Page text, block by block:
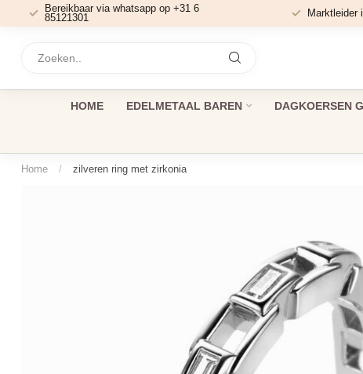
Bereikbaar via whatsapp op +31 6
85121301
Marktleider
HOME EDELMETAAL BAREN DAGKOERSEN
Home / zilveren ring met zirkonia